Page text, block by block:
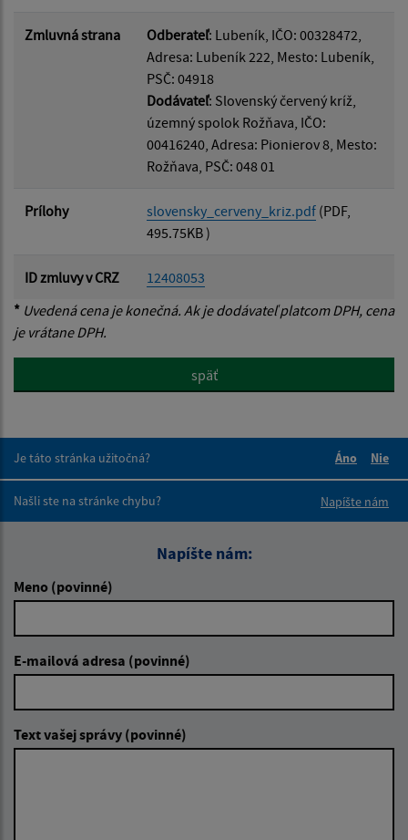
Zmluvná strana Odberateľ: Lubeník, IČO: 00328472,
Adresa: Lubeník 222, Mesto: Lubeník,
PSČ: 04918
Dodávateľ: Slovenský červený kríž,
územný spolok Rožňava, IČO:
00416240, Adresa: Pionierov 8, Mesto:
Rožňava, PSČ: 048 01
Prílohy slovensky_cerveny_kriz.pdf (PDF,
495.75KB )
ID zmluvy v CRZ
12408053
* Uvedená cena je konečná. Ak je dodávateľ platcom DPH, cena
je vrátane DPH.
späť
Je táto stránka užitočná?
Áno
Nie
Našli ste na stránke chybu?
Napíšte nám
Napíšte nám:
Meno (povinné)
E-mailová adresa (povinné)
Text vašej správy (povinné)